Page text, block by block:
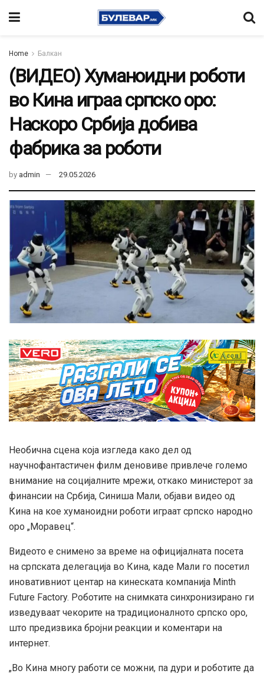
Home Балкан
(ВИДЕО) Хуманоидни роботи
во Кина играа српско оро:
Наскоро Србија добива
фабрика за роботи
by admin 29.05.2026
Необична сцена која изгледа како дел од
научнофантастичен филм деновиве привлече големо
внимание на социјалните мрежи, откако министерот за
финансии на Србија, Синиша Мали, објави видео од
Кина на кое хуманоидни роботи играат српско народно
оро „Моравец“.
Видеото е снимено за време на официјалната посета
на српската делегација во Кина, каде Мали го посетил
иновативниот центар на кинеската компанија Minth
Future Factory. Роботите на снимката синхронизирано ги
изведуваат чекорите на традиционалното српско оро,
што предизвика бројни реакции и коментари на
интернет.
„Во Кина многу работи се можни, па дури и роботите да